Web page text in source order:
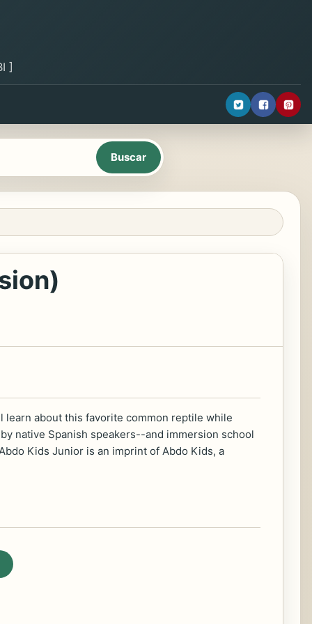
]
about this favorite common reptile while
native Spanish speakers--and immersion school
Kids Junior is an imprint of Abdo Kids, a